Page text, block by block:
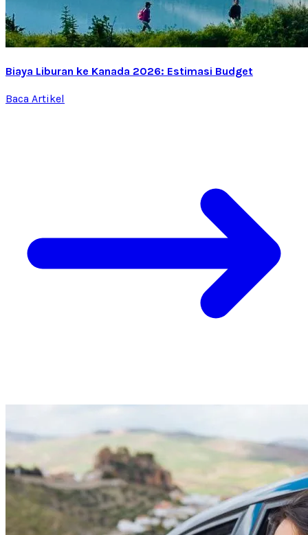
Biaya Liburan ke Kanada 2026: Estimasi Budget
Baca Artikel